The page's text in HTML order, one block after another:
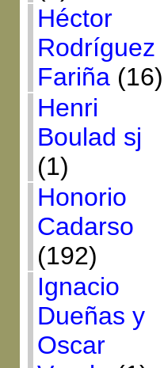
Héctor
Rodríguez
Fariña(16)
Henri
Boulad sj
(1)
Honorio
Cadarso
(192)
Ignacio
Dueñas y
Oscar